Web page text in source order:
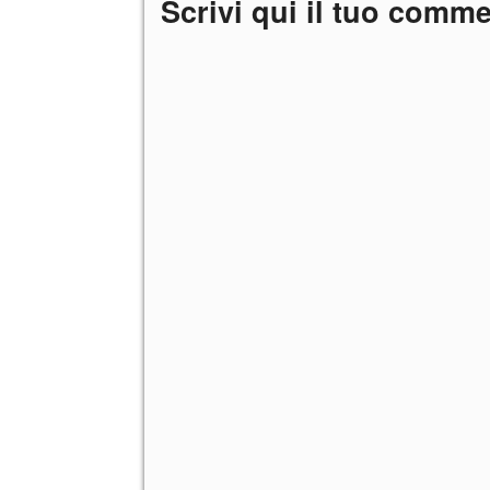
Scrivi qui il tuo